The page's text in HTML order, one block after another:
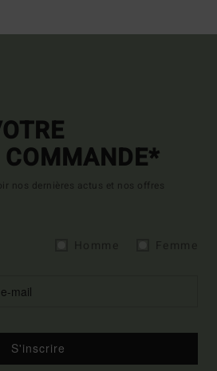
COMMANDE*
nos dernières actus et nos offres
S'inscrire